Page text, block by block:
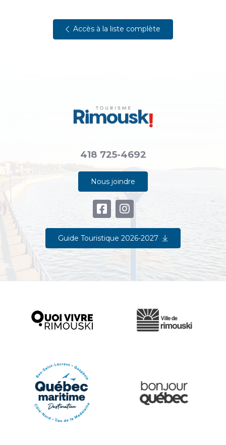
Accès à la liste complète
418 725-4692
Nous joindre
Guide Touristique 2026-2027